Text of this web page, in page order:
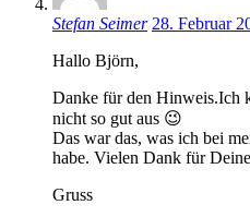
Stefan Seimer 28. Februar
Hallo Björn,
Danke für den Hinweis.Ich
nicht so gut aus 😉
Das war das, was ich bei
habe. Vielen Dank für
Gruss